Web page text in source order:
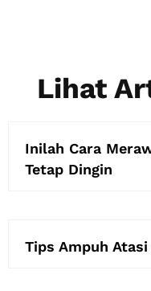
Lihat
Inilah Cara
Tetap Dingin
Tips Ampuh